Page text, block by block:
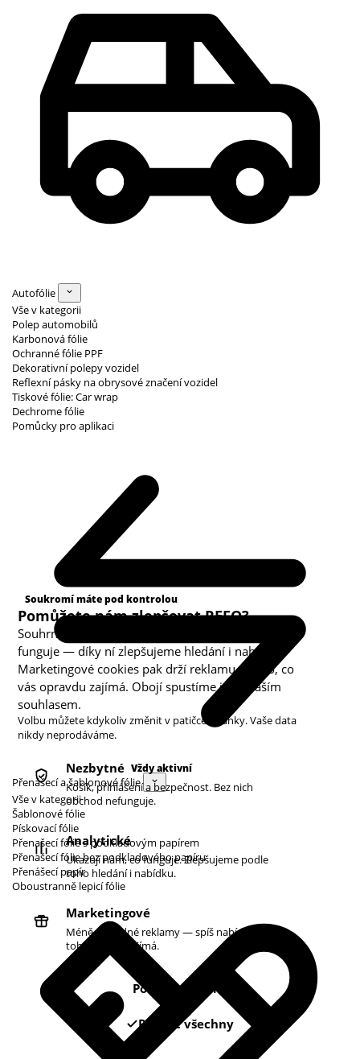
Autofólie
Vše v kategorii
Polep automobilů
Karbonová fólie
Ochranné fólie PPF
Dekorativní polepy vozidel
Reflexní pásky na obrysové značení vozidel
Tiskové fólie: Car wrap
Dechrome fólie
Pomůcky pro aplikaci
Přenášecí a šablonové fólie
Vše v kategorii
Šablonové fólie
Pískovací fólie
Přenašecí fólie s podkladovým papírem
Přenašecí fólie bez podkladového papíru
Přenášecí papír
Oboustranně lepicí fólie
Soukromí máte pod kontrolou
Pomůžete nám zlepšovat REFO?
Souhrnná analytika nám ukazuje, co v obchodě
funguje — díky ní zlepšujeme hledání i nabídku.
Marketingové cookies pak drží reklamu u toho, co
vás opravdu zajímá. Obojí spustíme jen s vaším
souhlasem.
Volbu můžete kdykoliv změnit v patičce stránky. Vaše data
nikdy neprodáváme.
Kategorie cookies
Nezbytné Vždy aktivní
Košík, přihlášení a bezpečnost. Bez nich
obchod nefunguje.
Analytické
Ukazují nám, co funguje. Zlepšujeme podle
toho hledání i nabídku.
Marketingové
Méně náhodné reklamy — spíš nabídky podle
toho, co vás zajímá.
Pouze nezbytné
Povolit všechny